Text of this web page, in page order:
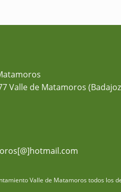
Valle de Matamoros
Valle de Matamoros todos los